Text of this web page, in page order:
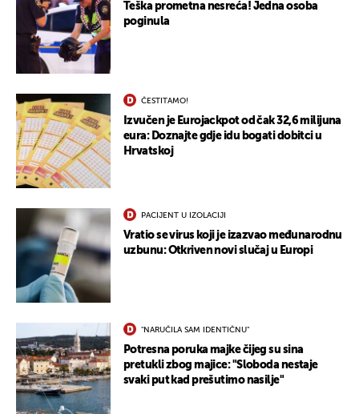
Teška prometna nesreća! Jedna osoba
poginula
ČESTITAMO!
Izvučen je Eurojackpot od čak 32,6 milijuna
eura: Doznajte gdje idu bogati dobitci u
Hrvatskoj
PACIJENT U IZOLACIJI
Vratio se virus koji je izazvao međunarodnu
uzbunu: Otkriven novi slučaj u Europi
"NARUČILA SAM IDENTIČNU"
Potresna poruka majke čijeg su sina
pretukli zbog majice: "Sloboda nestaje
svaki put kad prešutimo nasilje"